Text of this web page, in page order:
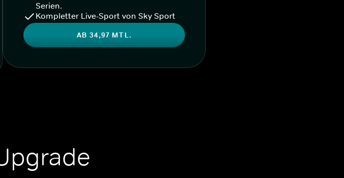
Serien.
Kompletter Live-Sport von Sky Sport
AB 34,97 MTL.